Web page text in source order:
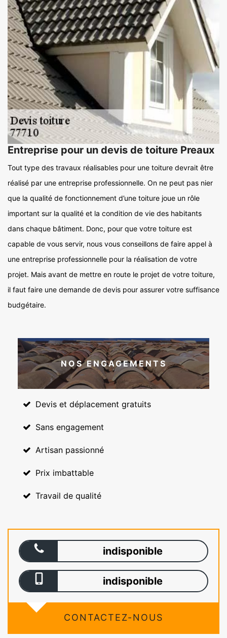
Entreprise pour un devis de toiture Preaux
Tout type des travaux réalisables pour une toiture devrait être
réalisé par une entreprise professionnelle. On ne peut pas nier
que la qualité de fonctionnement d’une toiture joue un rôle
important sur la qualité et la condition de vie des habitants
dans chaque bâtiment. Donc, pour que votre toiture est
capable de vous servir, nous vous conseillons de faire appel à
une entreprise professionnelle pour la réalisation de votre
projet. Mais avant de mettre en route le projet de votre toiture,
il faut faire une demande de devis pour assurer votre suffisance
budgétaire.
NOS ENGAGEMENTS
Devis et déplacement gratuits
Sans engagement
Artisan passionné
Prix imbattable
Travail de qualité
indisponible
indisponible
CONTACTEZ-NOUS